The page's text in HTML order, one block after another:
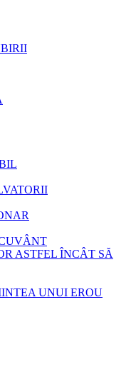
ASTFEL ÎNCÂT SĂ
UNUI EROU